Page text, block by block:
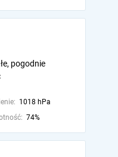
pogodnie
1018 hPa
74%